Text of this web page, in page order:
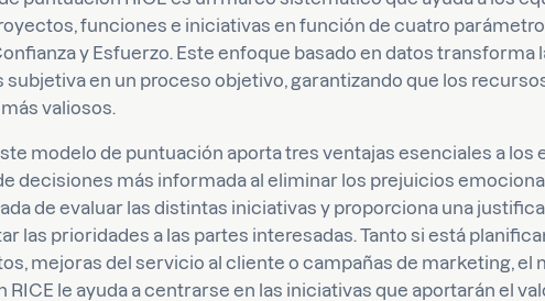
funciones e iniciativas en función de cuatro
y Esfuerzo. Este enfoque basado en datos transforma
subjetiva en un proceso objetivo, garantizando que los
valiosos.
modelo de puntuación aporta tres ventajas esenciales a los
decisiones más informada al eliminar los prejuicios
de evaluar las distintas iniciativas y proporciona una
las prioridades a las partes interesadas. Tanto si está
mejoras del servicio al cliente o campañas de marketing, el
RICE le ayuda a centrarse en las iniciativas que aportarán el